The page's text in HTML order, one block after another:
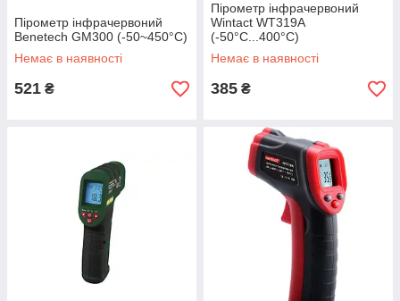
Пірометр інфрачервоний
Benetech GM300 (-50~450°C)
Немає в наявності
521 ₴
Пірометр інфрачервоний
Wintact WT319A
(-50°C...400°C)
Немає в наявності
385 ₴